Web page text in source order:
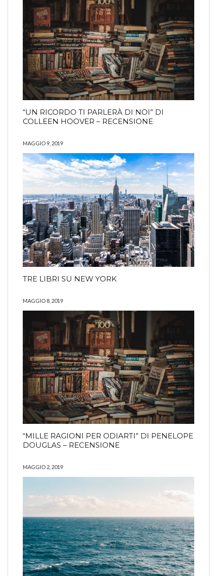
“UN RICORDO TI PARLERÀ DI NOI” DI
COLLEEN HOOVER – RECENSIONE
MAGGIO 9, 2019
TRE LIBRI SU NEW YORK
MAGGIO 8, 2019
“MILLE RAGIONI PER ODIARTI” DI PENELOPE
DOUGLAS – RECENSIONE
MAGGIO 2, 2019
COMING SOON
Search
for:
SEARCH
Ⓒ2019 Ilaria Rodella - All right reserved
La risposta da Instragram non aveva codice 200.